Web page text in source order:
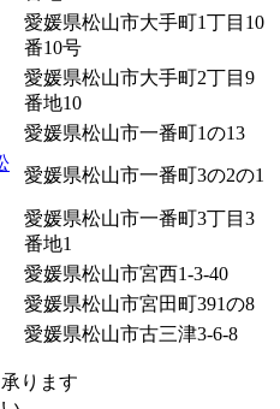
愛媛県松山市大手町1丁目10
番10号
愛媛県松山市大手町2丁目9
番地10
愛媛県松山市一番町1の13
愛媛県松山市一番町3の2の1
愛媛県松山市一番町3丁目3
番地1
愛媛県松山市宮西1-3-40
愛媛県松山市宮田町391の8
愛媛県松山市古三津3-6-8
ります